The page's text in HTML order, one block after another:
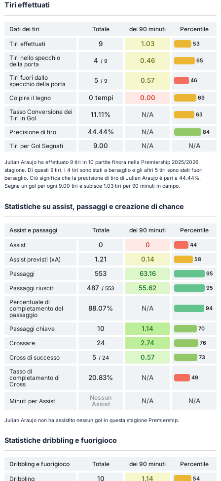
Tiri effettuati
Dati dei tiri Totale dei 90 minuti
Percentile
Tiri effettuati
9 1.03 53
Tiri nello specchio
della porta
4 / 9 0.46 65
Tiri fuori dallo
specchio della porta
5 / 9 0.57 46
Colpire il legno 0 tempi 0.00 69
Tasso Conversione dei
Tiri in Gol
11.11% N/A 63
Precisione di tiro 44.44% N/A 84
Tiri per Gol Segnati 9.00 N/A N/A
Julian Araujo ha effettuato 9 tiri in 10 partite finora nella Premiership 2025/2026
stagione. Di questi 9 tiri, i 4 tiri sono stati a bersaglio e gli altri 5 tiri sono stati fuori
bersaglio. Ciò significa che la precisione di tiro di Julian Araujo è pari a 44.44%.
Segna un gol per ogni 9.00 tiri e subisce 1.03 tiri per 90 minuti in campo.
Statistiche su assist, passaggi e creazione di chance
Assist e passaggi Totale dei 90 minuti
Percentile
Assist
0 0 44
Assist previsti (xA) 1.21 0.14 58
Passaggi 553 63.16 95
Passaggi riusciti 487 / 553 55.62 95
Percentuale di
completamento del
passaggio
88.07% N/A 94
Passaggi chiave 10 1.14 70
Crossare 24 2.74 76
Cross di successo 5 / 24 0.57 73
Tasso di
completamento di
Cross
20.83% N/A 49
Minuti per Assist
Nessun
Assist
N/A N/A
Julian Araujo non ha assistito nessun gol in questa stagione Premiership.
Statistiche dribbling e fuorigioco
Dribbling e fuorigioco Totale dei 90 minuti
Percentile
Dribbling
10 1.14 54